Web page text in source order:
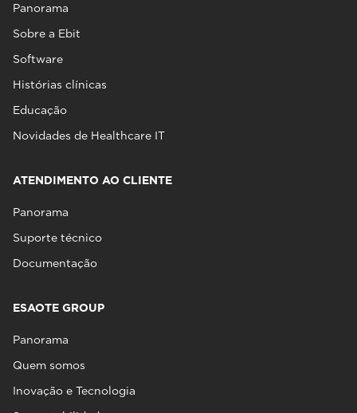
Panorama
Sobre a Ebit
Software
Histórias clínicas
Educação
Novidades de Healthcare IT
ATENDIMENTO AO CLIENTE
Panorama
Suporte técnico
Documentação
ESAOTE GROUP
Panorama
Quem somos
Inovação e Tecnologia